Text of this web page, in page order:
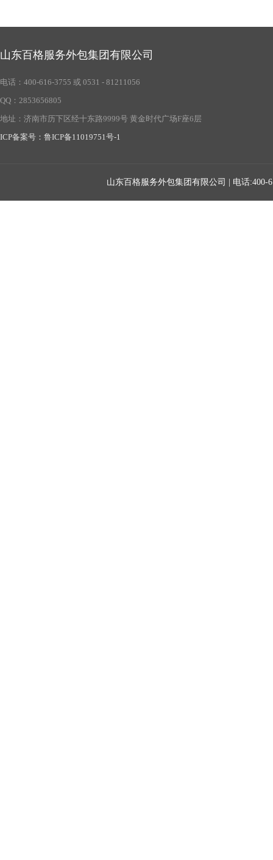
山东百格服务外包集团有限公司
电话：400-616-3755 或 0531 - 81211056
QQ：2853656805
地址：济南市历下区经十东路9999号 黄金时代广场F座6层
ICP备案号：鲁ICP备11019751号-1
山东百格服务外包集团有限公司 | 电话:400-